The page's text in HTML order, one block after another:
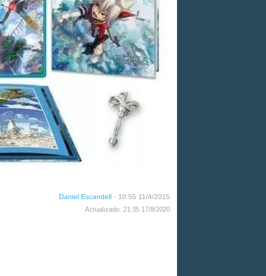
Daniel Escandell · 10:55 11/4/2015
Actualizado: 21:35 17/8/2020